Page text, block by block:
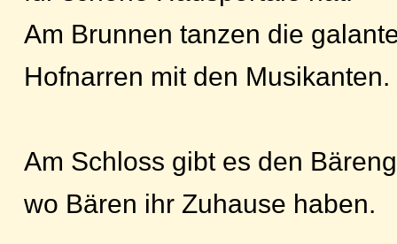
Am Brunnen tanzen die
Hofnarren mit den Musikanten.
Am Schloss gibt es den
wo Bären ihr Zuhause haben.